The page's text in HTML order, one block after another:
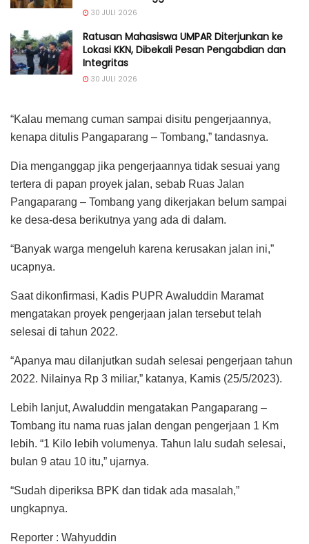
30 JULI 2026
Ratusan Mahasiswa UMPAR Diterjunkan ke
Lokasi KKN, Dibekali Pesan Pengabdian dan
Integritas
30 JULI 2026
“Kalau memang cuman sampai disitu pengerjaannya,
kenapa ditulis Pangaparang – Tombang,” tandasnya.
Dia menganggap jika pengerjaannya tidak sesuai yang
tertera di papan proyek jalan, sebab Ruas Jalan
Pangaparang – Tombang yang dikerjakan belum sampai
ke desa-desa berikutnya yang ada di dalam.
“Banyak warga mengeluh karena kerusakan jalan ini,”
ucapnya.
Saat dikonfirmasi, Kadis PUPR Awaluddin Maramat
mengatakan proyek pengerjaan jalan tersebut telah
selesai di tahun 2022.
“Apanya mau dilanjutkan sudah selesai pengerjaan tahun
2022. Nilainya Rp 3 miliar,” katanya, Kamis (25/5/2023).
Lebih lanjut, Awaluddin mengatakan Pangaparang –
Tombang itu nama ruas jalan dengan pengerjaan 1 Km
lebih. “1 Kilo lebih volumenya. Tahun lalu sudah selesai,
bulan 9 atau 10 itu,” ujarnya.
“Sudah diperiksa BPK dan tidak ada masalah,”
ungkapnya.
Reporter : Wahyuddin